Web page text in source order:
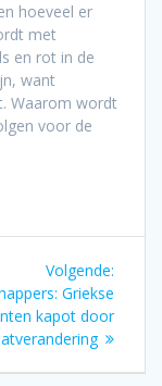
hoeveel er
met
en rot in de
want
Waarom wordt
voor de
Volgende:
Griekse
kapot door